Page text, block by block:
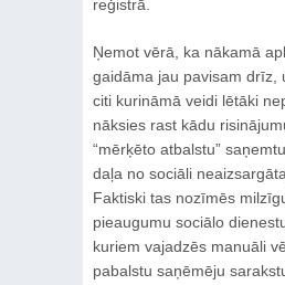
reģistrā.
Ņemot vērā, ka nākamā
gaidāma jau pavisam drīz,
citi kurināmā veidi lētāki
nāksies rast kādu
“mērķēto atbalstu”
daļa no sociāli
Faktiski tas nozīmēs
pieaugumu sociālo
kuriem vajadzēs manuāli
pabalstu saņēmēju